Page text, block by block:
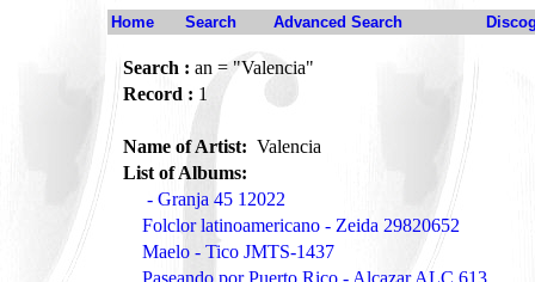
Home Search Advanced Search
Search : an = "Valencia"
Record : 1
Name of Artist: Valencia
List of Albums:
- Granja 45 12022
Folclor latinoamericano - Zeida 29820652
Maelo - Tico JMTS-1437
Paseando por Puerto Rico - Alcazar ALC 613